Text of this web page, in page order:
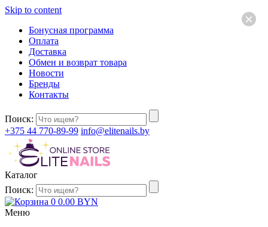
Skip to content
Бонусная программа
Оплата
Доставка
Обмен и возврат товара
Новости
Бренды
Контакты
Поиск:
+375 44 770-89-99 info@elitenails.by
Каталог
Поиск:
0 0.00 BYN
Меню
×